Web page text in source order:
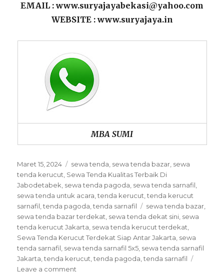
EMAIL : www.suryajayabekasi@yahoo.com
WEBSITE : www.suryajaya.in
MBA SUMI
Posted
on
Maret 15, 2024 Categories
sewa tenda sewa tenda bazar sewa
tenda kerucut Sewa Tenda Kualitas Terbaik Di
Jabodetabek sewa tenda pagoda sewa tenda sarnafil
sewa tenda untuk acara ,tenda kerucut ,tenda kerucut
sarnafil ,tenda pagoda ,tenda sarnafil Tags
sewa tenda bazar
sewa tenda bazar terdekat sewa tenda dekat sini sewa
tenda kerucut Jakarta sewa tenda kerucut terdekat
Sewa Tenda Kerucut Terdekat Siap Antar Jakarta sewa
tenda sarnafil sewa tenda sarnafil 5x5 sewa tenda sarnafil
Jakarta ,tenda kerucut ,tenda pagoda ,tenda sarnafil
Leave a comment